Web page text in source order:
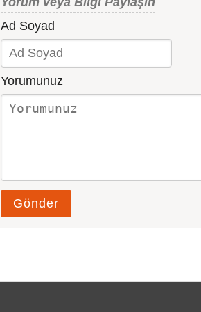
Ad Soyad
Yorumunuz
Gönder